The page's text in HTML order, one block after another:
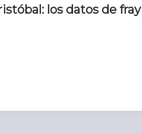
los datos de fray